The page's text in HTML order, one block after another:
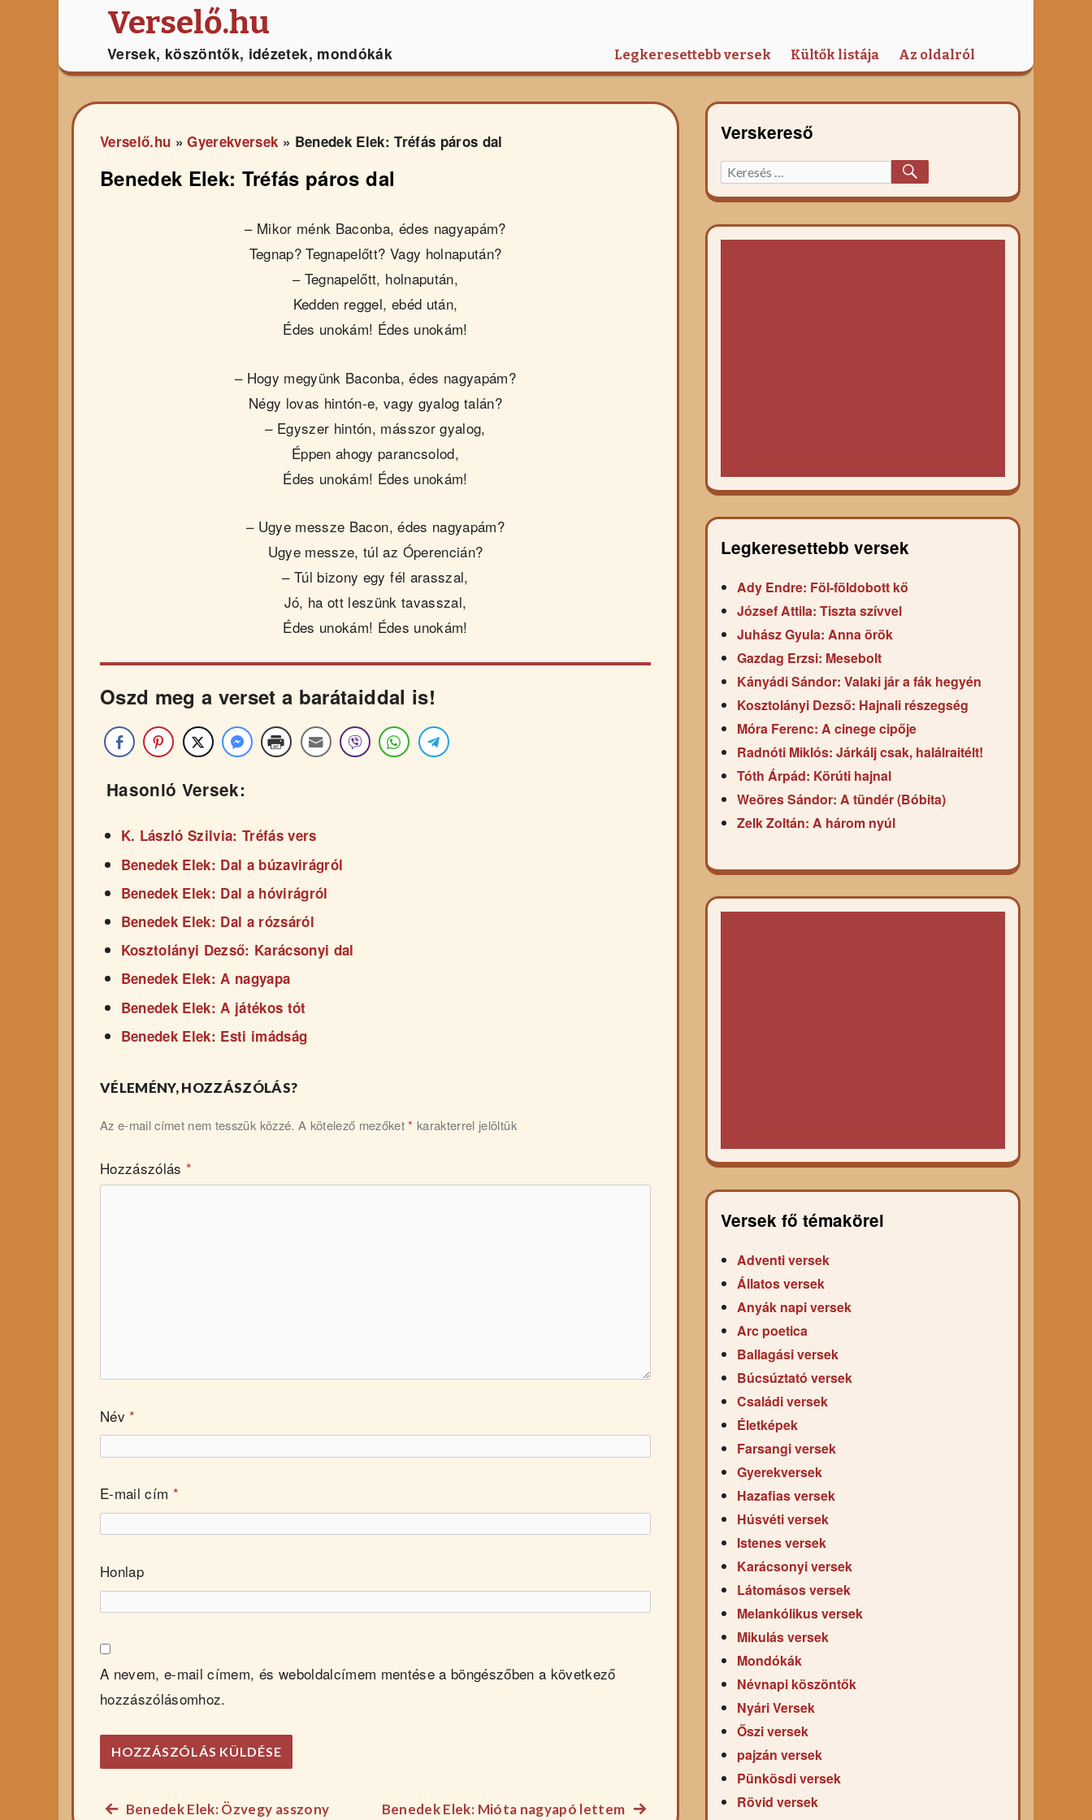
Verselő.hu
Versek, köszöntők, idézetek, mondókák Legkeresettebb versek Kültők listája Az oldalról
Verselő.hu »Gyerekversek » Benedek Elek: Tréfás páros dal
Benedek Elek: Tréfás páros dal
– Mikor ménk Baconba, édes nagyapám?
Tegnap? Tegnapelőtt? Vagy holnapután?
– Tegnapelőtt, holnapután,
Kedden reggel, ebéd után,
Édes unokám! Édes unokám!
– Hogy megyünk Baconba, édes nagyapám?
Négy lovas hintón-e, vagy gyalog talán?
– Egyszer hintón, másszor gyalog,
Éppen ahogy parancsolod,
Édes unokám! Édes unokám!
– Ugye messze Bacon, édes nagyapám?
Ugye messze, túl az Óperencián?
– Túl bizony egy fél arasszal,
Jó, ha ott leszünk tavasszal,
Édes unokám! Édes unokám!
Oszd meg a verset a barátaiddal is!
Hasonló Versek:
K. László Szilvia: Tréfás vers
Benedek Elek: Dal a búzavirágról
Benedek Elek: Dal a hóvirágról
Benedek Elek: Dal a rózsáról
Kosztolányi Dezső: Karácsonyi dal
Benedek Elek: A nagyapa
Benedek Elek: A játékos tót
Benedek Elek: Esti imádság
VÉLEMÉNY, HOZZÁSZÓLÁS?
Az e-mail címet nem tesszük közzé. A kötelező mezőket* karakterrel jelöltük
Hozzászólás *
Név *
E-mail cím *
Honlap
A nevem, e-mail címem, és weboldalcímem mentése a böngészőben a következő
hozzászólásomhoz.
Előző
Benedek Elek: Özvegy asszony Benedek Elek: Mióta nagyapó lettem Következő
Verskereső
Keresett
főzelék
Legkeresettebb versek
Ady Endre: Föl-földobott kő
József Attila: Tiszta szívvel
Juhász Gyula: Anna örök
Gazdag Erzsi: Mesebolt
Kányádi Sándor: Valaki jár a fák hegyén
Kosztolányi Dezső: Hajnali részegség
Móra Ferenc: A cinege cipője
Radnóti Miklós: Járkálj csak, halálraitélt!
Tóth Árpád: Körúti hajnal
Weöres Sándor: A tündér (Bóbita)
Zelk Zoltán: A három nyúl
Versek fő témakörei
Adventi versek
Állatos versek
Anyák napi versek
Arc poetica
Ballagási versek
Búcsúztató versek
Családi versek
Életképek
Farsangi versek
Gyerekversek
Hazafias versek
Húsvéti versek
Istenes versek
Karácsonyi versek
Látomásos versek
Melankólikus versek
Mikulás versek
Mondókák
Névnapi köszöntők
Nyári Versek
Őszi versek
pajzán versek
Pünkösdi versek
Rövid versek